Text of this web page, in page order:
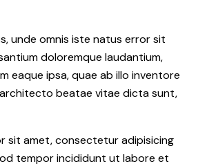
unde omnis iste natus error sit
doloremque laudantium,
eaque ipsa, quae ab illo inventore
beatae vitae dicta sunt,
sit amet, consectetur adipisicing
tempor incididunt ut labore et